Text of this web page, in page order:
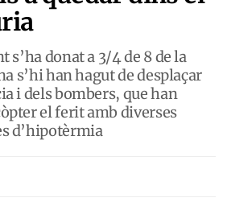
s’ha donat a 3/4 de 8 de la
s’hi han hagut de desplaçar
i dels bombers, que han
el ferit amb diverses
d’hipotèrmia